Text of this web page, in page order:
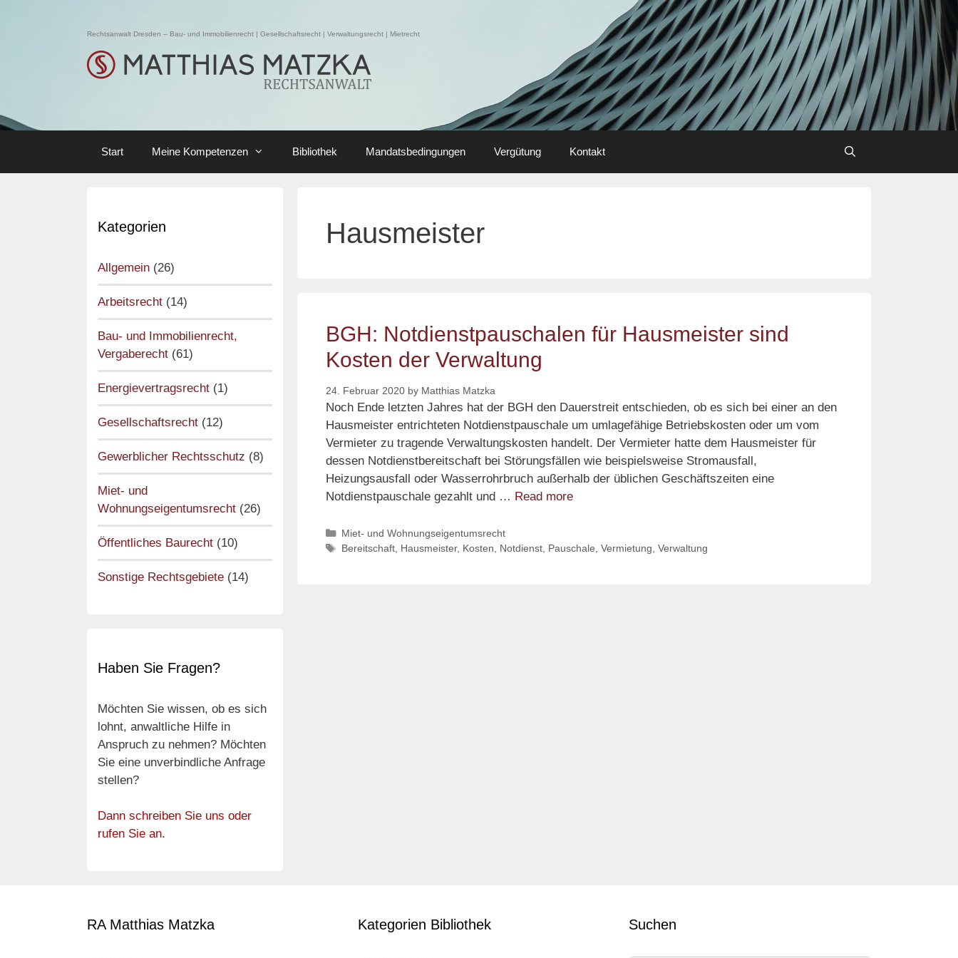
Rechtsanwalt Dresden – Bau- und Immobilienrecht | Gesellschaftsrecht | Verwaltungsrecht | Mietrecht
Start Meine Kompetenzen Bibliothek Mandatsbedingungen Vergütung Kontakt
Hausmeister
BGH: Notdienstpauschalen für Hausmeister sind
Kosten der Verwaltung
24. Februar 2020 by Matthias Matzka
Noch Ende letzten Jahres hat der BGH den Dauerstreit entschieden, ob es sich bei einer an den
Hausmeister entrichteten Notdienstpauschale um umlagefähige Betriebskosten oder um vom
Vermieter zu tragende Verwaltungskosten handelt. Der Vermieter hatte dem Hausmeister für
dessen Notdienstbereitschaft bei Störungsfällen wie beispielsweise Stromausfall,
Heizungsausfall oder Wasserrohrbruch außerhalb der üblichen Geschäftszeiten eine
Notdienstpauschale gezahlt und … Read moreBGH:
Hausmeister
Categories
Miet- und Wohnungseigentumsrecht
Tags
Bereitschaft, Hausmeister, Kosten Notdienst, Pauschale Vermietung Verwaltung
Kategorien
Allgemein (26)
Arbeitsrecht (14)
Bau- und Immobilienrecht,
Vergaberecht (61)
Energievertragsrecht (1)
Gesellschaftsrecht (12)
Gewerblicher Rechtsschutz (8)
Miet- und
Wohnungseigentumsrecht (26)
Öffentliches Baurecht (10)
Sonstige Rechtsgebiete (14)
Haben Sie Fragen?
Möchten Sie wissen, ob es sich
lohnt, anwaltliche Hilfe in
Anspruch zu nehmen? Möchten
Sie eine unverbindliche Anfrage
stellen?
Dann schreiben Sie uns oder
rufen Sie an.
RA Matthias Matzka Kategorien Bibliothek Suchen